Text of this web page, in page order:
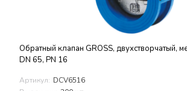
Обратный клапан GROSS, двухстворчатый,
DN 65, PN 16
Артикул: DCV6516